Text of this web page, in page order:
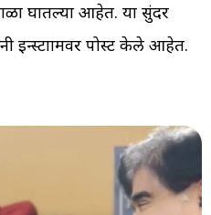
घातल्या आहेत. या सुंदर
इन्स्टाग्रामवर पोस्ट केले आहेत.